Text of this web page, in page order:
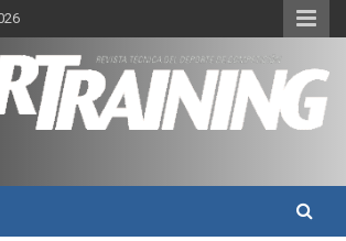
del deporte
y entrenamiento.